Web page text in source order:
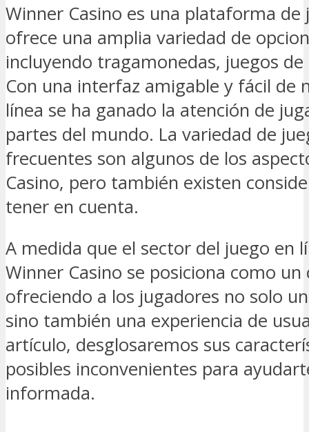
Winner Casino es una plataforma de
ofrece una amplia variedad de
incluyendo tragamonedas, juegos
Con una interfaz amigable y fácil de
línea se ha ganado la atención de
partes del mundo. La variedad de
frecuentes son algunos de los
Casino, pero también existen
tener en cuenta.
A medida que el sector del juego en
Winner Casino se posiciona como
ofreciendo a los jugadores no solo
sino también una experiencia de
artículo, desglosaremos sus
posibles inconvenientes para
informada.